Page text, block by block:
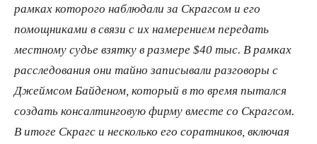
рамках которого наблюдали за Скрагсом и его
помощниками в связи с их намерением передать
местному судье взятку в размере $40 тыс. В рамках
расследования они тайно записывали разговоры с
Джеймсом Байденом, который в то время пытался
создать консалтинговую фирму вместе со Скрагсом.
В итоге Скрагс и несколько его соратников, включая